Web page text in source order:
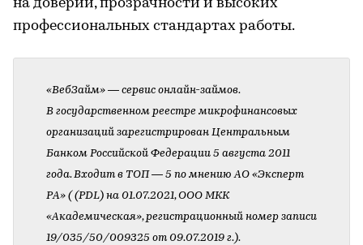
на доверии, прозрачности и высоких
профессиональных стандартах работы.
«ВебЗайм» — сервис онлайн-займов.
В государственном реестре микрофинансовых
организаций зарегистрирован Центральным
Банком Российской Федерации 5 августа 2011
года. Входит в ТОП — 5 по мнению АО «Эксперт
РА» ( (PDL) на 01.07.2021, ООО МКК
«Академическая», регистрационный номер записи
19/035/50/009325 от 09.07.2019 г.).